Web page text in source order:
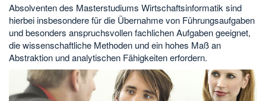
Absolventen des Masterstudiums Wirtschaftsinformatik sind
hierbei insbesondere für die Übernahme von Führungsaufgaben
und besonders anspruchsvollen fachlichen Aufgaben geeignet,
die wissenschaftliche Methoden und ein hohes Maß an
Abstraktion und analytischen Fähigkeiten erfordern.